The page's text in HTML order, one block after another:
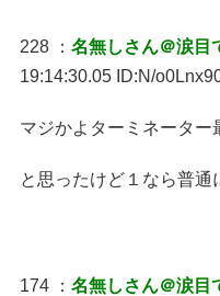
228 ： 名無しさん＠涙目
19:14:30.05 ID:N/
マジかよターミネーター
と思ったけど１なら普
174 ： 名無しさん＠涙目